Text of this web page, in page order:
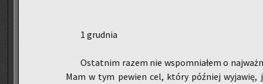
1 grud­nia
Ostat­nim razem nie wspo­mnia­łem o
Mam w tym pe­wien cel, który póź­niej wy­ja­wię,